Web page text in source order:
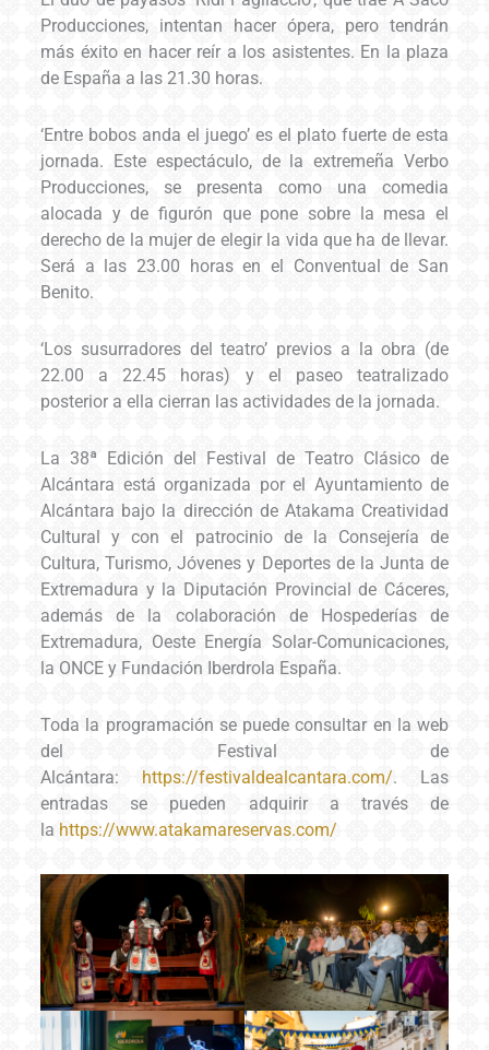
Producciones, intentan hacer ópera, pero tendrán
más éxito en hacer reír a los asistentes. En la plaza
de España a las 21.30 horas.
‘Entre bobos anda el juego’ es el plato fuerte de esta
jornada. Este espectáculo, de la extremeña Verbo
Producciones, se presenta como una comedia
alocada y de figurón que pone sobre la mesa el
derecho de la mujer de elegir la vida que ha de llevar.
Será a las 23.00 horas en el Conventual de San
Benito.
‘Los susurradores del teatro’ previos a la obra (de
22.00 a 22.45 horas) y el paseo teatralizado
posterior a ella cierran las actividades de la jornada.
La 38ª Edición del Festival de Teatro Clásico de
Alcántara está organizada por el Ayuntamiento de
Alcántara bajo la dirección de Atakama Creatividad
Cultural y con el patrocinio de la Consejería de
Cultura, Turismo, Jóvenes y Deportes de la Junta de
Extremadura y la Diputación Provincial de Cáceres,
además de la colaboración de Hospederías de
Extremadura, Oeste Energía Solar-Comunicaciones,
la ONCE y Fundación Iberdrola España.
Toda la programación se puede consultar en la web
del Festival de
Alcántara: https://festivaldealcantara.com/. Las
entradas se pueden adquirir a través de
la https://www.atakamareservas.com/